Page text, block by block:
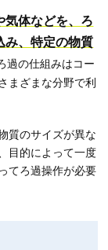
気体などを、ろ
み、特定の物質
過の仕組みはコー
まざまな分野で利
質のサイズが異な
目的によって一度
てろ過操作が必要